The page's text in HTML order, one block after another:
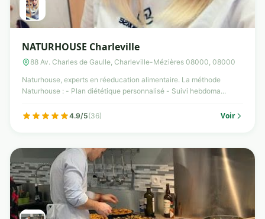
NATURHOUSE Charleville
88 Av. Charles de Gaulle, Charleville-Mézières 08000, 08000
Naturhouse, experts en réeducation alimentaire. La méthode
Naturhouse : - Plan diététique personnalisé - Suivi hebdoma...
4.9/5(36) Voir